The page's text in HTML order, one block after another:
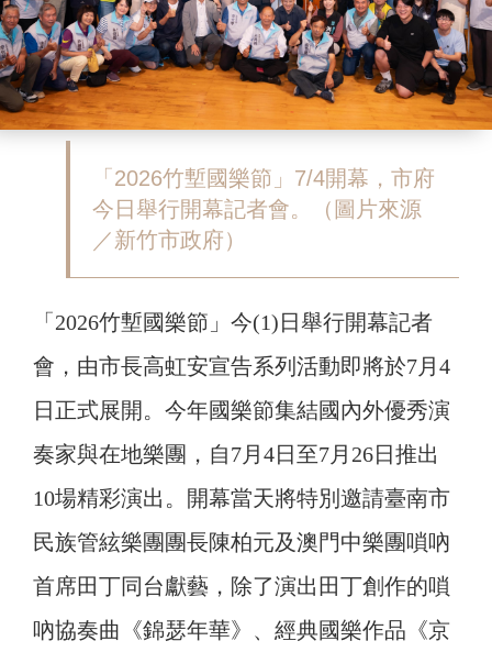
「2026竹塹國樂節」7/4開幕，市府
今日舉行開幕記者會。（圖片來源
／新竹市政府）
「2026竹塹國樂節」今(1)日舉行開幕記者
會，由市長高虹安宣告系列活動即將於7月4
日正式展開。今年國樂節集結國內外優秀演
奏家與在地樂團，自7月4日至7月26日推出
10場精彩演出。開幕當天將特別邀請臺南市
民族管絃樂團團長陳柏元及澳門中樂團嗩吶
首席田丁同台獻藝，除了演出田丁創作的嗩
吶協奏曲《錦瑟年華》、經典國樂作品《京